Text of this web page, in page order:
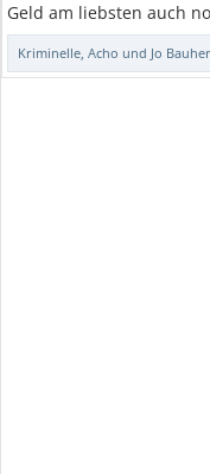
Geld am liebsten auch
Kriminelle, Acho und Jo